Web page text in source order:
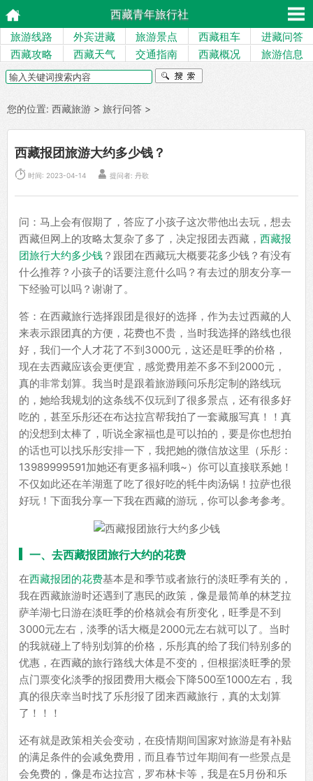
西藏青年旅行社
旅游线路 外宾进藏 旅游景点 西藏租车
进藏问答
西藏攻略
西藏天气 交通指南 西藏概况 旅游信息
您的位置: 西藏旅游 > 旅行问答 >
西藏报团旅游大约多少钱？
 时间: 2023-04-14  提问者: 丹歌
问：马上会有假期了，答应了小孩子这次带他出去玩，想去
西藏但网上的攻略太复杂了多了，决定报团去西藏， 西藏报
团旅行大约多少钱 ？跟团在西藏玩大概要花多少钱？有没有
什么推荐？小孩子的话要注意什么吗？有去过的朋友分享一
下经验可以吗？谢谢了。
答：在西藏旅行选择跟团是很好的选择，作为去过西藏的人
来表示跟团真的方便，花费也不贵，当时我选择的路线也很
好，我们一个人才花了不到3000元，这还是旺季的价格，
现在去西藏应该会更便宜，感觉费用差不多不到2000元，
真的非常划算。我当时是跟着旅游顾问乐彤定制的路线玩
的，她给我规划的这条线不仅玩到了很多景点，还有很多好
吃的，甚至乐彤还在布达拉宫帮我拍了一套藏服写真！！真
的没想到太棒了，听说全家福也是可以拍的，要是你也想拍
的话也可以找乐彤安排一下，我把她的微信放这里（乐彤：
13989999591加她还有更多福利哦~）你可以直接联系她！
不仅如此还在羊湖逛了吃了很好吃的牦牛肉汤锅！拉萨也很
好玩！下面我分享一下我在西藏的游玩，你可以参考参考。
一、去西藏报团旅行大约的花费
在西藏报团的花费基本是和季节或者旅行的淡旺季有关的，
我在西藏旅游时还遇到了惠民的政策，像是最简单的林芝拉
萨羊湖七日游在淡旺季的价格就会有所变化，旺季是不到
3000元左右，淡季的话大概是2000元左右就可以了。当时
的我就碰上了特别划算的价格，乐彤真的给了我们特别多的
优惠，在西藏的旅行路线大体是不变的，但根据淡旺季的景
点门票变化淡季的报团费用大概会下降500至1000左右，我
真的很庆幸当时找了乐彤报了团来西藏旅行，真的太划算
了！！！
还有就是政策相关会变动，在疫情期间国家对旅游是有补贴
的满足条件的会减免费用，而且春节过年期间有一些景点是
会免费的，像是布达拉宫，罗布林卡等，我是在5月份和乐